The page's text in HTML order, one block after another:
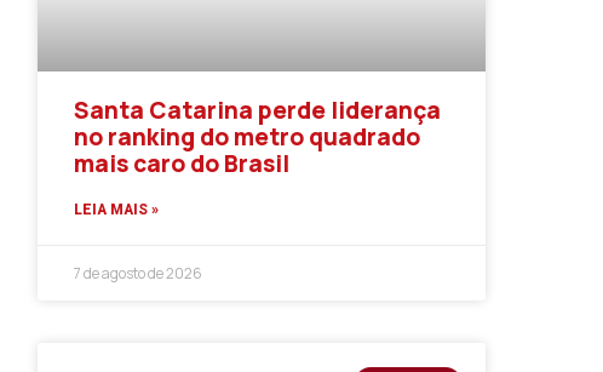
Santa Catarina perde liderança
no ranking do metro quadrado
mais caro do Brasil
LEIA MAIS »
7 de agosto de 2026